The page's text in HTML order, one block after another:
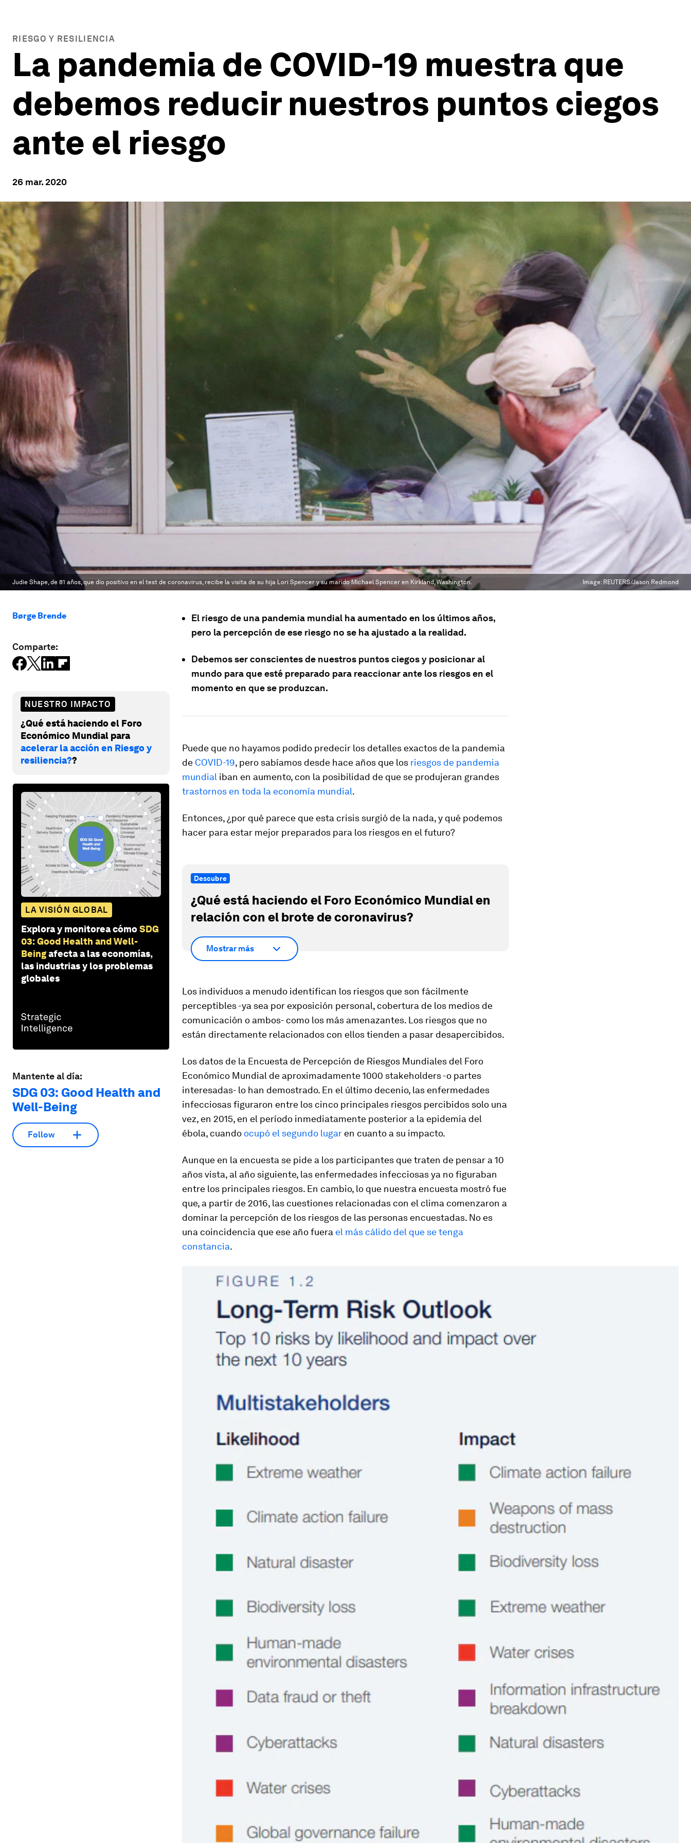
RIESGO Y RESILIENCIA
La pandemia de COVID-19 muestra que
debemos reducir nuestros puntos ciegos
ante el riesgo
26 mar. 2020
Judie Shape, de 81 años, que dio positivo en el test de coronavirus, recibe la visita de su hija Lori Spencer y su marido Michael Spencer en Kirkland, Washington. Image: REUTERS/Jason Redmond
Børge Brende
Comparte:
NUESTRO IMPACTO
¿Qué está haciendo el Foro
Económico Mundial para
acelerar la acción en Riesgo y
resiliencia??
LA VISIÓN GLOBAL
Explora y monitorea cómoSDG
03: Good Health and Well-
Beingafecta a las economías,
las industrias y los problemas
globales
Mantente al día:
SDG 03: Good Health and
Well-Being
Follow
El riesgo de una pandemia mundial ha aumentado en los últimos años,
pero la percepción de ese riesgo no se ha ajustado a la realidad.
Debemos ser conscientes de nuestros puntos ciegos y posicionar al
mundo para que esté preparado para reaccionar ante los riesgos en el
momento en que se produzcan.
Puede que no hayamos podido predecir los detalles exactos de la pandemia
de COVID-19, pero sabíamos desde hace años que los riesgos de pandemia
mundial iban en aumento, con la posibilidad de que se produjeran grandes
trastornos en toda la economía mundial.
Entonces, ¿por qué parece que esta crisis surgió de la nada, y qué podemos
hacer para estar mejor preparados para los riesgos en el futuro?
Descubre
¿Qué está haciendo el Foro Económico Mundial en
relación con el brote de coronavirus?
Mostrar más
Los individuos a menudo identifican los riesgos que son fácilmente
perceptibles -ya sea por exposición personal, cobertura de los medios de
comunicación o ambos- como los más amenazantes. Los riesgos que no
están directamente relacionados con ellos tienden a pasar desapercibidos.
Los datos de la Encuesta de Percepción de Riesgos Mundiales del Foro
Económico Mundial de aproximadamente 1000 stakeholders -o partes
interesadas- lo han demostrado. En el último decenio, las enfermedades
infecciosas figuraron entre los cinco principales riesgos percibidos solo una
vez, en 2015, en el período inmediatamente posterior a la epidemia del
ébola, cuando ocupó el segundo lugar en cuanto a su impacto.
Aunque en la encuesta se pide a los participantes que traten de pensar a 10
años vista, al año siguiente, las enfermedades infecciosas ya no figuraban
entre los principales riesgos. En cambio, lo que nuestra encuesta mostró fue
que, a partir de 2016, las cuestiones relacionadas con el clima comenzaron a
dominar la percepción de los riesgos de las personas encuestadas. No es
una coincidencia que ese año fuera el más cálido del que se tenga
constancia.